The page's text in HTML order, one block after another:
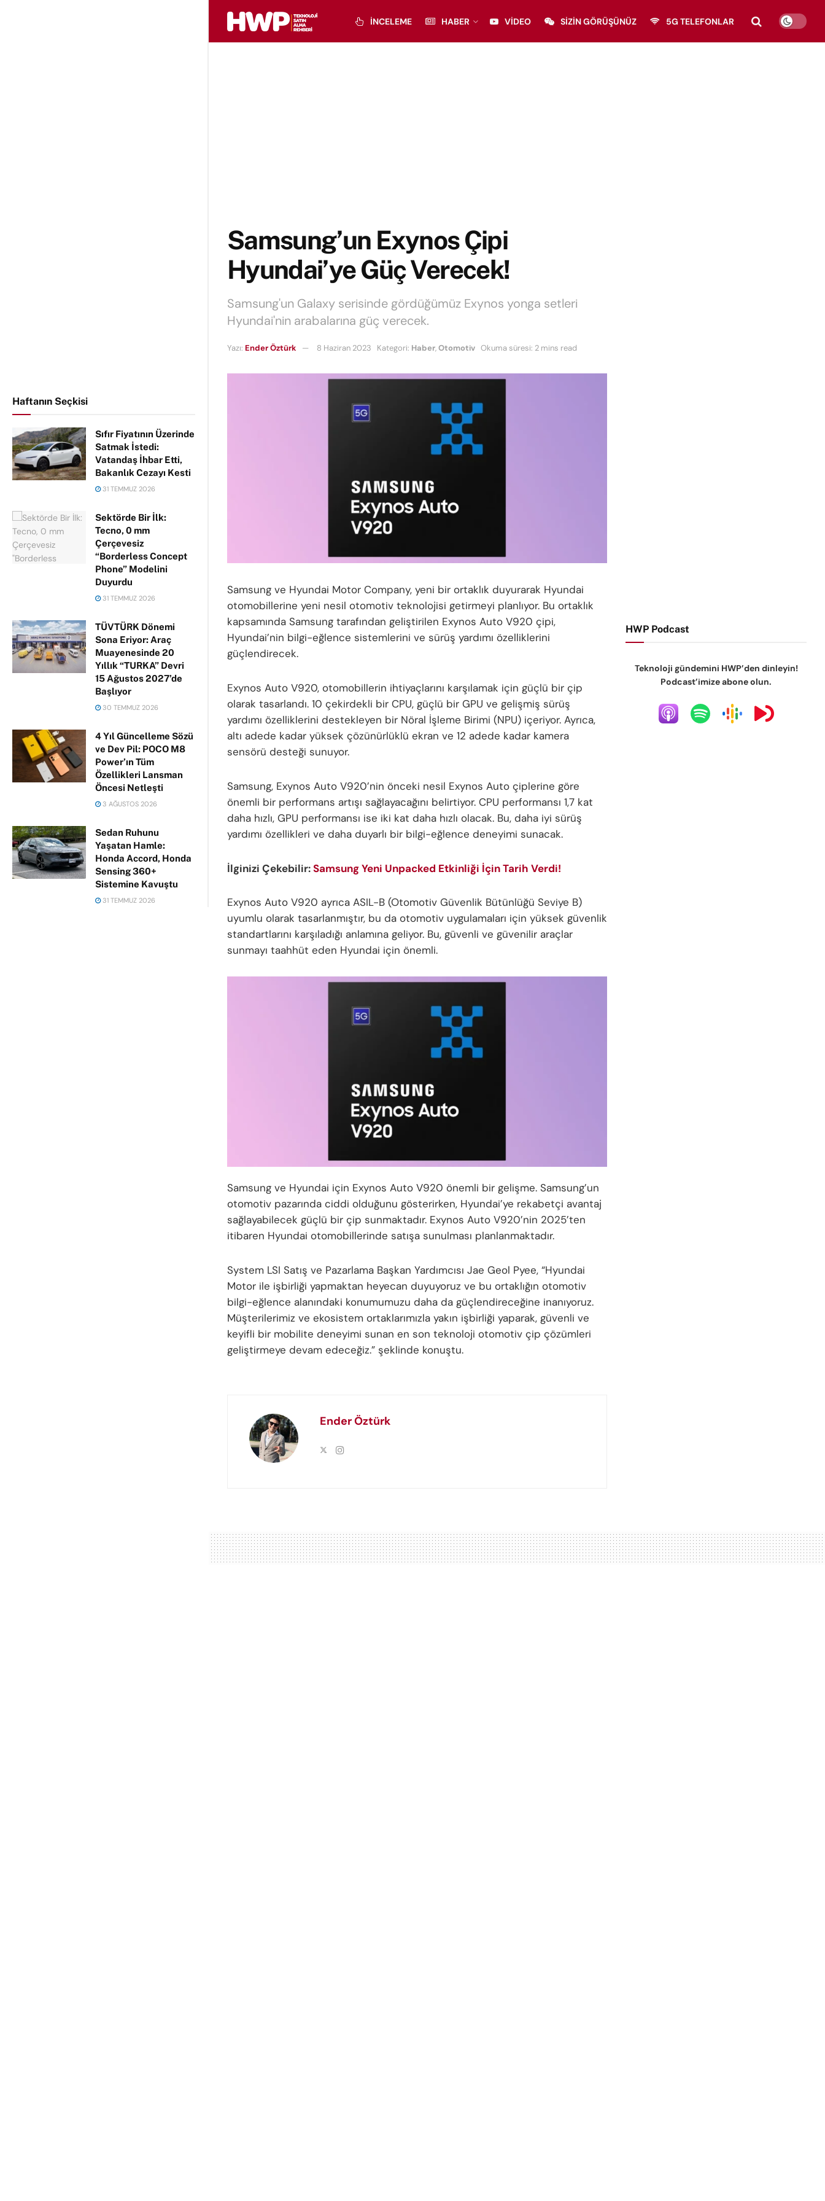
Haftanın Seçkisi
Sıfır Fiyatının Üzerinde
Satmak İstedi:
Vatandaş İhbar Etti,
Bakanlık Cezayı Kesti
31 TEMMUZ 2026
Sektörde Bir İlk:
Tecno, 0 mm
Çerçevesiz
“Borderless Concept
Phone” Modelini
Duyurdu
31 TEMMUZ 2026
TÜVTÜRK Dönemi
Sona Eriyor: Araç
Muayenesinde 20
Yıllık “TURKA” Devri
15 Ağustos 2027’de
Başlıyor
30 TEMMUZ 2026
4 Yıl Güncelleme Sözü
ve Dev Pil: POCO M8
Power’ın Tüm
Özellikleri Lansman
Öncesi Netleşti
3 AĞUSTOS 2026
Sedan Ruhunu
Yaşatan Hamle:
Honda Accord, Honda
Sensing 360+
Sistemine Kavuştu
31 TEMMUZ 2026
İNCELEME HABER VIDEO SIZIN GÖRÜŞÜNÜZ 5G TELEFONLAR
Samsung’un Exynos Çipi
Hyundai’ye Güç Verecek!
Samsung'un Galaxy serisinde gördüğümüz Exynos yonga setleri
Hyundai'nin arabalarına güç verecek.
Yazı: Ender Öztürk 8 Haziran 2023 Kategori: Haber,Otomotiv Okuma süresi: 2 mins read
Samsung ve Hyundai Motor Company, yeni bir ortaklık duyurarak Hyundai
otomobillerine yeni nesil otomotiv teknolojisi getirmeyi planlıyor. Bu ortaklık
kapsamında Samsung tarafından geliştirilen Exynos Auto V920 çipi,
Hyundai’nin bilgi-eğlence sistemlerini ve sürüş yardımı özelliklerini
güçlendirecek.
Exynos Auto V920, otomobillerin ihtiyaçlarını karşılamak için güçlü bir çip
olarak tasarlandı. 10 çekirdekli bir CPU, güçlü bir GPU ve gelişmiş sürüş
yardımı özelliklerini destekleyen bir Nöral İşleme Birimi (NPU) içeriyor. Ayrıca,
altı adede kadar yüksek çözünürlüklü ekran ve 12 adede kadar kamera
sensörü desteği sunuyor.
Samsung, Exynos Auto V920’nin önceki nesil Exynos Auto çiplerine göre
önemli bir performans artışı sağlayacağını belirtiyor. CPU performansı 1,7 kat
daha hızlı, GPU performansı ise iki kat daha hızlı olacak. Bu, daha iyi sürüş
yardımı özellikleri ve daha duyarlı bir bilgi-eğlence deneyimi sunacak.
İlginizi Çekebilir:Samsung Yeni Unpacked Etkinliği İçin Tarih Verdi!
Exynos Auto V920 ayrıca ASIL-B (Otomotiv Güvenlik Bütünlüğü Seviye B)
uyumlu olarak tasarlanmıştır, bu da otomotiv uygulamaları için yüksek güvenlik
standartlarını karşıladığı anlamına geliyor. Bu, güvenli ve güvenilir araçlar
sunmayı taahhüt eden Hyundai için önemli.
Samsung ve Hyundai için Exynos Auto V920 önemli bir gelişme. Samsung’un
otomotiv pazarında ciddi olduğunu gösterirken, Hyundai’ye rekabetçi avantaj
sağlayabilecek güçlü bir çip sunmaktadır. Exynos Auto V920’nin 2025’ten
itibaren Hyundai otomobillerinde satışa sunulması planlanmaktadır.
System LSI Satış ve Pazarlama Başkan Yardımcısı Jae Geol Pyee, “Hyundai
Motor ile işbirliği yapmaktan heyecan duyuyoruz ve bu ortaklığın otomotiv
bilgi-eğlence alanındaki konumumuzu daha da güçlendireceğine inanıyoruz.
Müşterilerimiz ve ekosistem ortaklarımızla yakın işbirliği yaparak, güvenli ve
keyifli bir mobilite deneyimi sunan en son teknoloji otomotiv çip çözümleri
geliştirmeye devam edeceğiz.” şeklinde konuştu.
Ender Öztürk
HWP Podcast
Teknoloji gündemini HWP’den dinleyin!
Podcast’imize abone olun.